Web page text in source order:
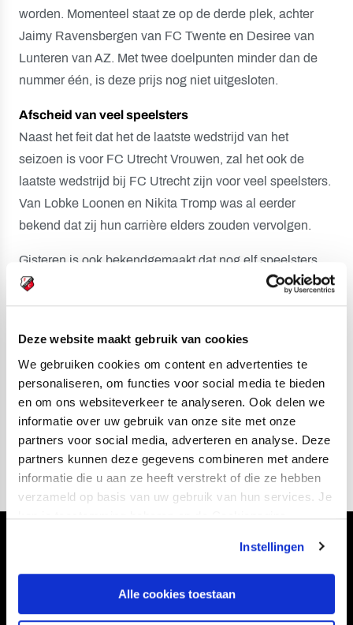
Deze website maakt gebruik van cookies
We gebruiken cookies om content en advertenties te
personaliseren, om functies voor social media te bieden
en om ons websiteverkeer te analyseren. Ook delen we
informatie over uw gebruik van onze site met onze
partners voor social media, adverteren en analyse. Deze
partners kunnen deze gegevens combineren met andere
informatie die u aan ze heeft verstrekt of die ze hebben
verzameld op basis van uw gebruik van hun services. Je
kan je toestemming beheren op de Cookiepagina.
Instellingen
Alle cookies toestaan
worden. Momenteel staat ze op de derde plek, achter
Jaimy Ravensbergen van FC Twente en Desiree van
Lunteren van AZ. Met twee doelpunten minder dan de
nummer één, is deze prijs nog niet uitgesloten.
Afscheid van veel speelsters
Naast het feit dat het de laatste wedstrijd van het
seizoen is voor FC Utrecht Vrouwen, zal het ook de
laatste wedstrijd bij FC Utrecht zijn voor veel speelsters.
Van Lobke Loonen en Nikita Tromp was al eerder
bekend dat zij hun carrière elders zouden vervolgen.
Gisteren is ook bekendgemaakt dat nog elf speelsters
niet langer aan de club verbonden zullen zijn. Marthe
Munsterman, Tami Groenendijk, Elisha Kruize, Soraya
Lena Mahieu, Joni Paliama, Merel Bormans, Dieke van
Straten en Kyra Koopman zullen vanavond voor het
laatst bij de wedstrijdselectie zitten. Daarnaast is het de
laatste wedstrijd van Hoofdtrainer Linda Helbling, zij is
volgend seizoen assistent-trainer bij PSV.